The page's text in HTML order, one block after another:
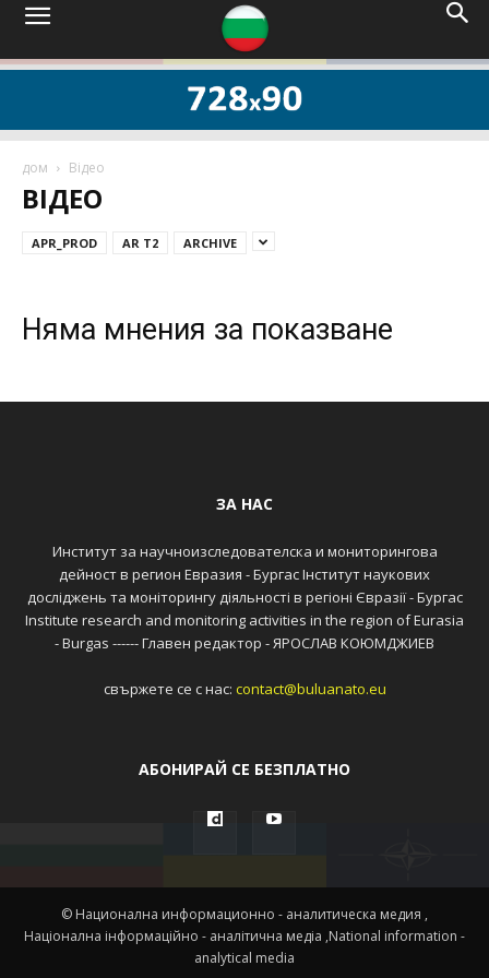
дом Відео
ВІДЕО
APR_PROD AR T2 ARCHIVE
Няма мнения за показване
ЗА НАС
Институт за научноизследователска и мониторингова
дейност в регион Евразия - Бургас Інститут наукових
досліджень та моніторингу діяльності в регіоні Євразії - Бургас
Institute research and monitoring activities in the region of Eurasia
- Burgas ------ Главен редактор - ЯРОСЛАВ КОЮМДЖИЕВ
свържете се с нас: contact@buluanato.eu
АБОНИРАЙ СЕ БЕЗПЛАТНО
© Национална информационно - аналитическа медия ,
Націонална інформаційно - аналітична медіа ,National information -
analytical media